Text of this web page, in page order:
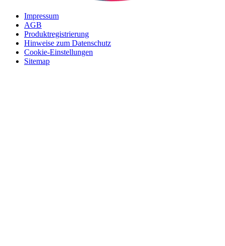
Impressum
AGB
Produktregistrierung
Hinweise zum Datenschutz
Cookie-Einstellungen
Sitemap